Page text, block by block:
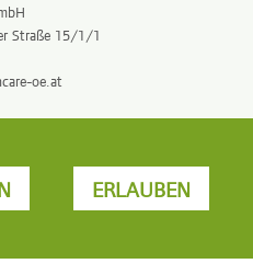
Straße 15/1/1
oe.at
ERLAUBEN